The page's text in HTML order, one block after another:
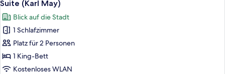
Fotos
für
Suite
(Karl
May)
anzeigen
Suite (Karl May)
Blick auf die Stadt
1 Schlafzimmer
Platz für 2 Personen
1 King-Bett
Kostenloses WLAN